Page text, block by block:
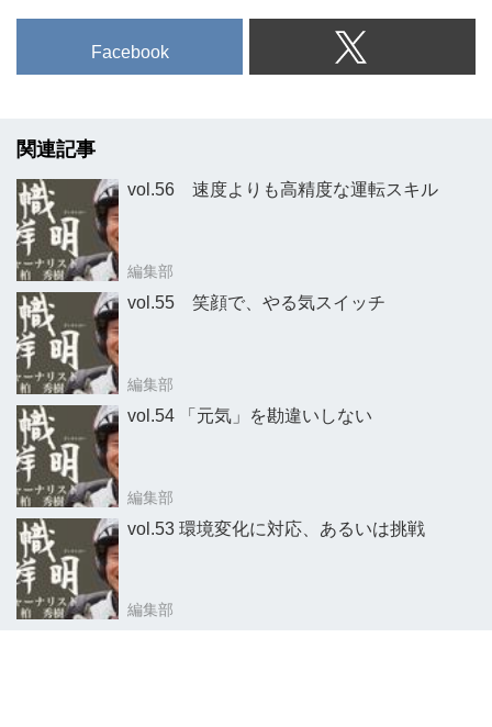
Facebook
関連記事
vol.56 速度よりも高精度な運転スキル
編集部
vol.55 笑顔で、やる気スイッチ
編集部
vol.54 「元気」を勘違いしない
編集部
vol.53 環境変化に対応、あるいは挑戦
編集部